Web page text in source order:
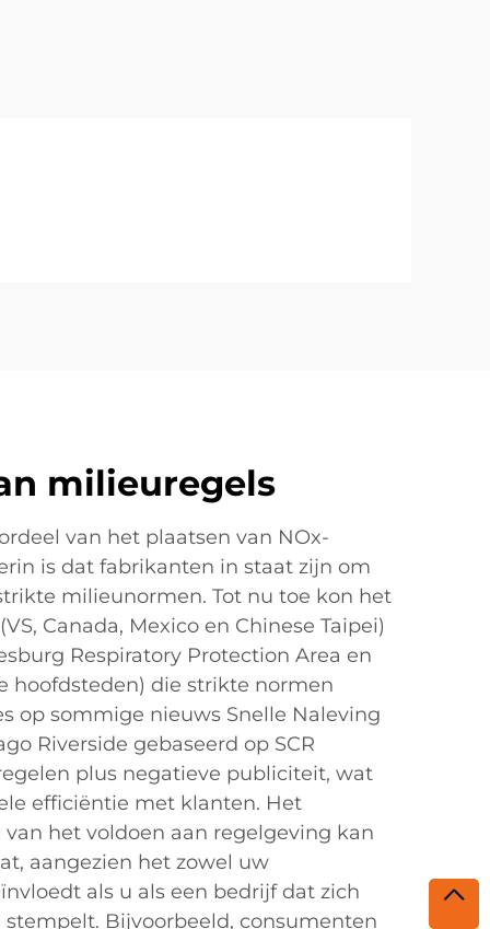
milieuregels
van het plaatsen van NOx-
is dat fabrikanten in staat zijn om
milieunormen. Tot nu toe kon het
Canada, Mexico en Chinese Taipei)
Respiratory Protection Area en
hoofdsteden) die strikte normen
op sommige nieuws Snelle Naleving
Riverside gebaseerd op SCR
plus negatieve publiciteit, wat
efficiëntie met klanten. Het
het voldoen aan regelgeving kan
aangezien het zowel uw
als u als een bedrijf dat zich
Bijvoorbeeld, consumenten